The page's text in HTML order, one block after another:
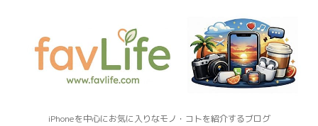
iPhoneを中心にお気に入りなモノ・コトを紹介するブログ